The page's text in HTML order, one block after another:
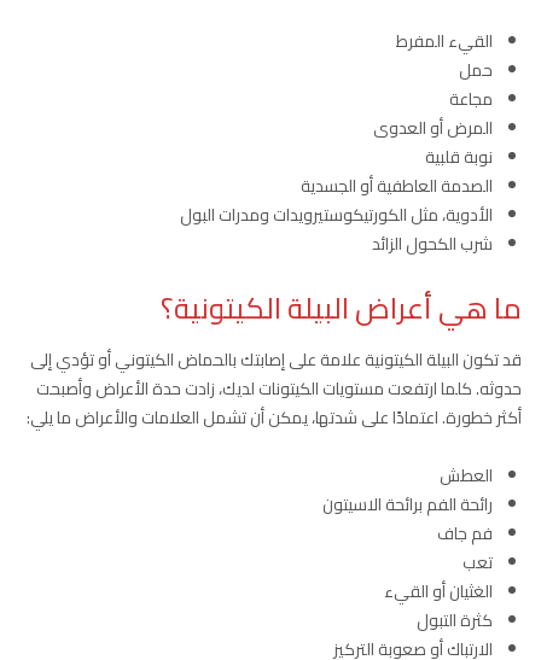
القيء المفرط
حمل
مجاعة
المرض أو العدوى
نوبة قلبية
الصدمة العاطفية أو الجسدية
الأدوية، مثل الكورتيكوستيرويدات ومدرات البول
شرب الكحول الزائد
ما هي أعراض البيلة الكيتونية؟
قد تكون البيلة الكيتونية علامة على إصابتك بالحماض الكيتوني أو تؤدي إلى
حدوثه. كلما ارتفعت مستويات الكيتونات لديك، زادت حدة الأعراض وأصبحت
أكثر خطورة. اعتمادًا على شدتها، يمكن أن تشمل العلامات والأعراض ما يلي:
العطش
رائحة الفم برائحة الاسيتون
فم جاف
تعب
الغثيان أو القيء
كثرة التبول
الارتباك أو صعوبة التركيز